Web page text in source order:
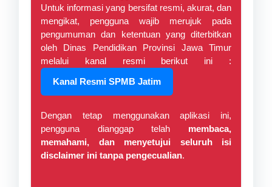
Untuk informasi yang bersifat resmi, akurat, dan
mengikat, pengguna wajib merujuk pada
pengumuman dan ketentuan yang diterbitkan
oleh Dinas Pendidikan Provinsi Jawa Timur
melalui kanal resmi berikut ini :
Kanal Resmi SPMB Jatim
Dengan tetap menggunakan aplikasi ini,
pengguna dianggap telah membaca,
memahami, dan menyetujui seluruh isi
disclaimer ini tanpa pengecualian.